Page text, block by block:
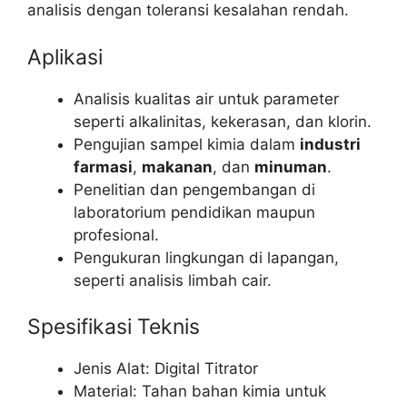
analisis dengan toleransi kesalahan rendah.
Aplikasi
Analisis kualitas air untuk parameter
seperti alkalinitas, kekerasan, dan klorin.
Pengujian sampel kimia dalam industri
farmasi, makanan, dan minuman.
Penelitian dan pengembangan di
laboratorium pendidikan maupun
profesional.
Pengukuran lingkungan di lapangan,
seperti analisis limbah cair.
Spesifikasi Teknis
Jenis Alat: Digital Titrator
Material: Tahan bahan kimia untuk